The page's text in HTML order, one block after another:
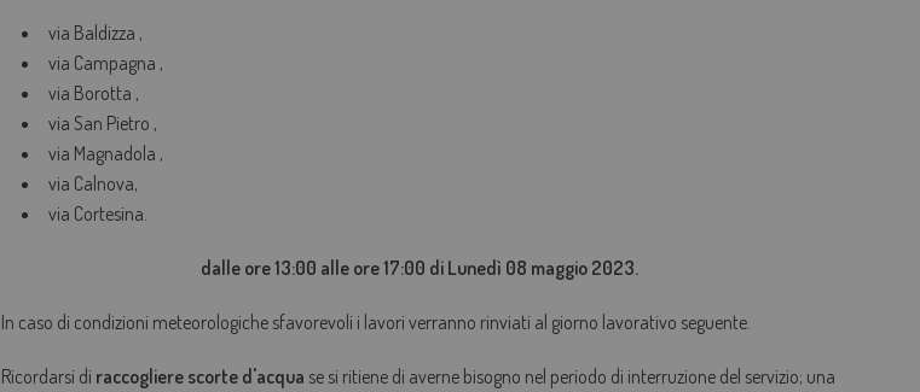
via Baldizza ,
via Campagna ,
via Borotta ,
via San Pietro ,
via Magnadola ,
via Calnova,
via Cortesina.
dalle ore 13:00 alle ore 17:00 di Lunedì 08 maggio 2023.
In caso di condizioni meteorologiche sfavorevoli i lavori verranno rinviati al giorno lavorativo seguente.
Ricordarsi di raccogliere scorte d'acqua se si ritiene di averne bisogno nel periodo di interruzione del servizio; una